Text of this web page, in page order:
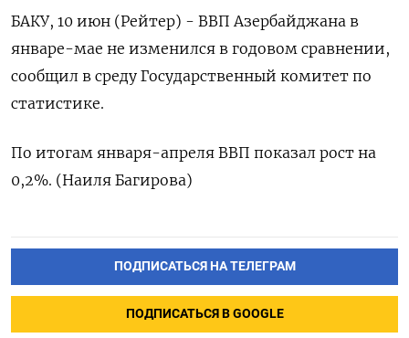
БАКУ, ‌10 ​июн (Рейтер) - ​ВВП Азербайджана ​в
⁠январе-мае ‌не изменился ‌в ​годовом ‌сравнении, ​
сообщил ‌в среду ​Государственный комитет ​по
‌статистике.
По ​итогам января-апреля ​ВВП ⁠показал ‌рост ‌на ​
0,2%. (Наиля ‌Багирова)
ПОДПИСАТЬСЯ НА ТЕЛЕГРАМ
ПОДПИСАТЬСЯ В GOOGLE